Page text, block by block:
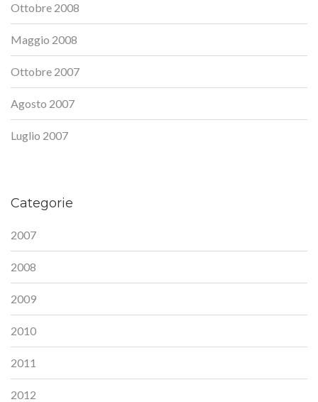
Ottobre 2008
Maggio 2008
Ottobre 2007
Agosto 2007
Luglio 2007
Categorie
2007
2008
2009
2010
2011
2012